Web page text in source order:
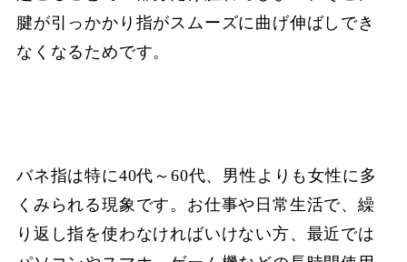
腱が引っかかり指がスムーズに曲げ伸ばしでき
なくなるためです。
バネ指は特に40代～60代、男性よりも女性に多
くみられる現象です。お仕事や日常生活で、繰
り返し指を使わなければいけない方、最近では